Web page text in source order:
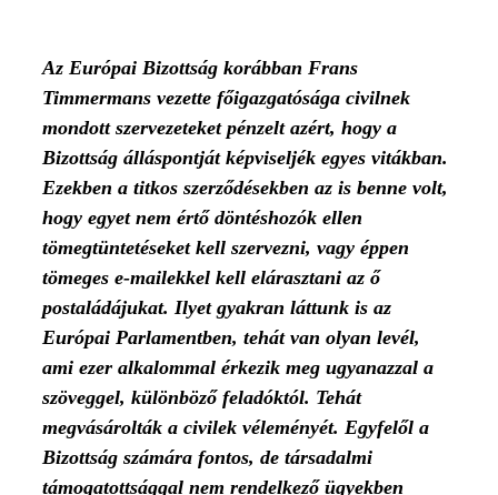
Az Európai Bizottság korábban Frans
Timmermans vezette főigazgatósága civilnek
mondott szervezeteket pénzelt azért, hogy a
Bizottság álláspontját képviseljék egyes vitákban.
Ezekben a titkos szerződésekben az is benne volt,
hogy egyet nem értő döntéshozók ellen
tömegtüntetéseket kell szervezni, vagy éppen
tömeges e-mailekkel kell elárasztani az ő
postaládájukat. Ilyet gyakran láttunk is az
Európai Parlamentben, tehát van olyan levél,
ami ezer alkalommal érkezik meg ugyanazzal a
szöveggel, különböző feladóktól. Tehát
megvásárolták a civilek véleményét. Egyfelől a
Bizottság számára fontos, de társadalmi
támogatottsággal nem rendelkező ügyekben